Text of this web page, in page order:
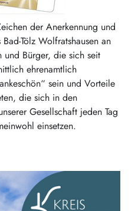
der Anerkennung und
Tölz Wolfratshausen an
und Bürger, die sich seit
ehrenamtlich
sein und Vorteile
die sich in den
Gesellschaft jeden Tag
einsetzen.